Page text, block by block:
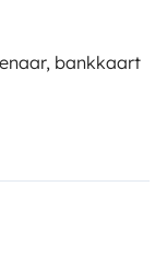
bankkaart